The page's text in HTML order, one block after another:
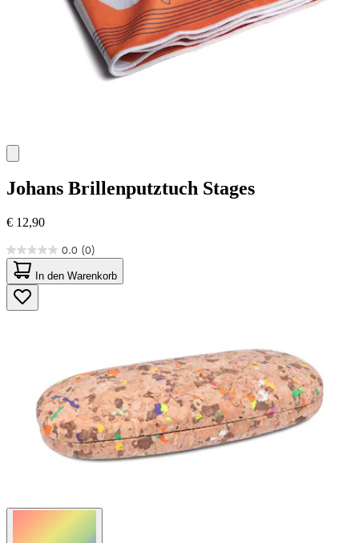
Johans Brillenputztuch Stages
€ 12,90
0.0 (0)
0.0
von
5
Sternen.
In den Warenkorb